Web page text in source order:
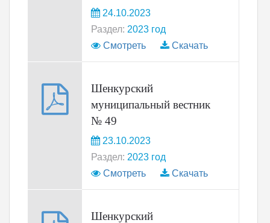
24.10.2023
Раздел: 2023 год
Смотреть
Скачать
Шенкурский
муниципальный вестник
№ 49
23.10.2023
Раздел: 2023 год
Смотреть
Скачать
Шенкурский